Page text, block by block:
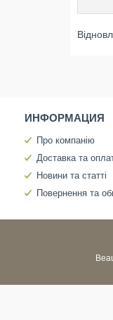
ИНФОРМАЦИЯ
Про компанію
Доставка та
Новини та статті
Повернення та